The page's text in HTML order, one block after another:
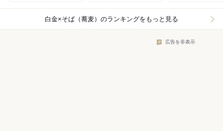
白金×そば（蕎麦） のランキングをもっと見る
広告を非表示